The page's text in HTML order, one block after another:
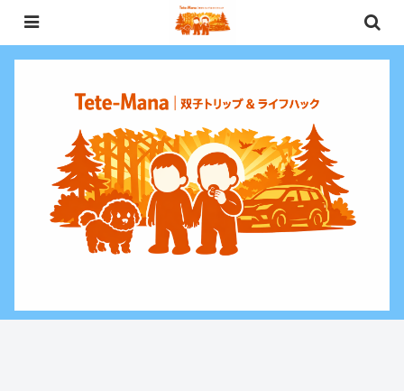
0歳〜未就学児（3歳）双子との週末お出かけ・子連れ旅行情報と、暮らしに役
立つお金・ライフハックをお届けする双子ファミリーブログ。